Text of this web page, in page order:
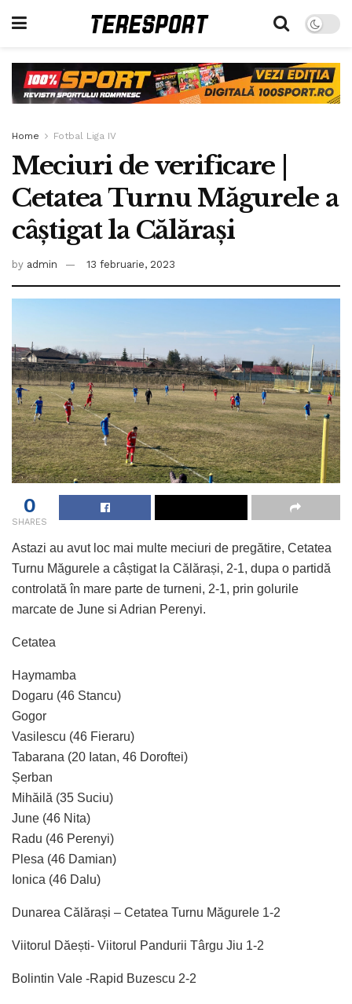
Home Fotbal Liga IV
Meciuri de verificare |
Cetatea Turnu Măgurele a
câștigat la Călărași
by admin 13 februarie, 2023
0
SHARES
Astazi au avut loc mai multe meciuri de pregătire, Cetatea
Turnu Măgurele a câștigat la Călărași, 2-1, dupa o partidă
controlată în mare parte de turneni, 2-1, prin golurile
marcate de June si Adrian Perenyi.
Cetatea
Haymamba
Dogaru (46 Stancu)
Gogor
Vasilescu (46 Fieraru)
Tabarana (20 Iatan, 46 Doroftei)
Șerban
Mihăilă (35 Suciu)
June (46 Nita)
Radu (46 Perenyi)
Plesa (46 Damian)
Ionica (46 Dalu)
Dunarea Călărași – Cetatea Turnu Măgurele 1-2
Viitorul Dăești- Viitorul Pandurii Târgu Jiu 1-2
Bolintin Vale -Rapid Buzescu 2-2